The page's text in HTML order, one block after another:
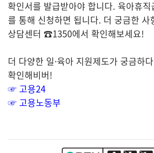
확인서를 발급받아야 합니다. 육아휴
를 통해 신청하면 됩니다. 더 궁금한 사
상담센터 ☎1350에서 확인해보세요!
더 다양한 일·육아 지원제도가 궁금하
확인해비버!
☞ 고용24
☞ 고용노동부